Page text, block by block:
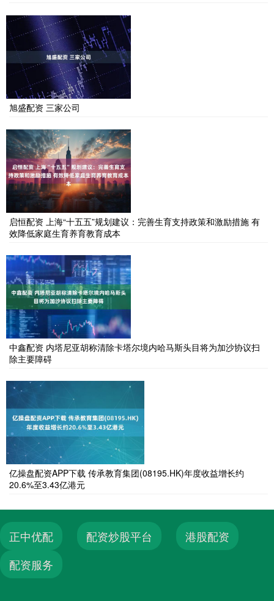
旭盛配资 三家公司
启恒配资 上海“十五五”规划建议：完善生育支持政策和激励措施 有
效降低家庭生育养育教育成本
中鑫配资 内塔尼亚胡称清除卡塔尔境内哈马斯头目将为加沙协议扫
除主要障碍
亿操盘配资APP下载 传承教育集团(08195.HK)年度收益增长约
20.6%至3.43亿港元
正中优配 配资炒股平台
港股配资
配资服务